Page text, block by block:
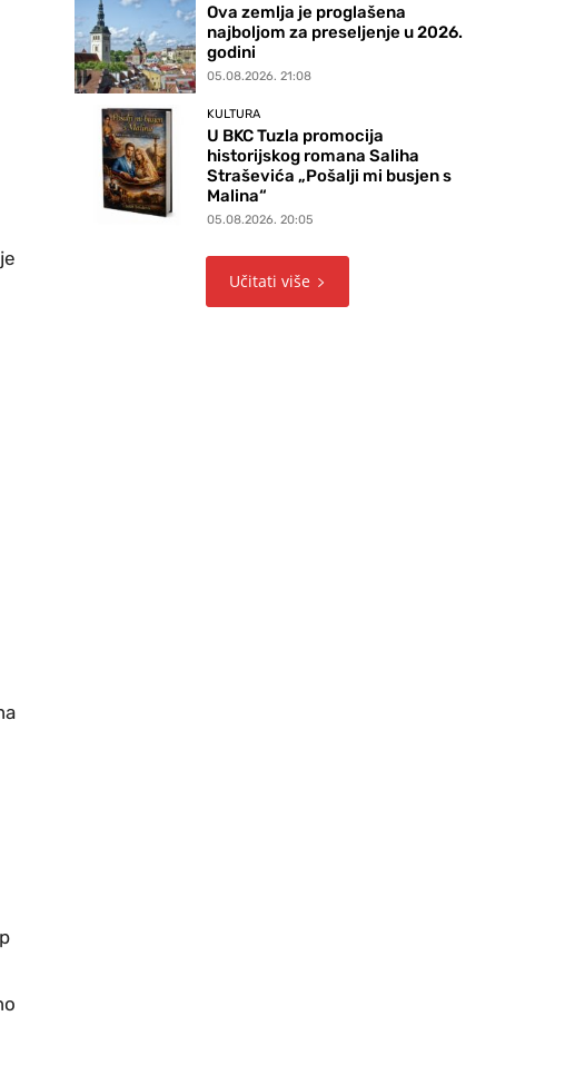
Ova zemlja je proglašena
najboljom za preseljenje u 2026.
godini
05.08.2026. 21:08
KULTURA
U BKC Tuzla promocija
historijskog romana Saliha
Straševića „Pošalji mi busjen s
Malina“
05.08.2026. 20:05
Učitati više